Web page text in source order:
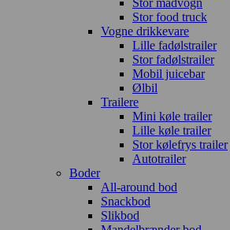
Stor madvogn
Stor food truck
Vogne drikkevare
Lille fadølstrailer
Stor fadølstrailer
Mobil juicebar
Ølbil
Trailere
Mini køle trailer
Lille køle trailer
Stor kølefrys trailer
Autotrailer
Boder
All-around bod
Snackbod
Slikbod